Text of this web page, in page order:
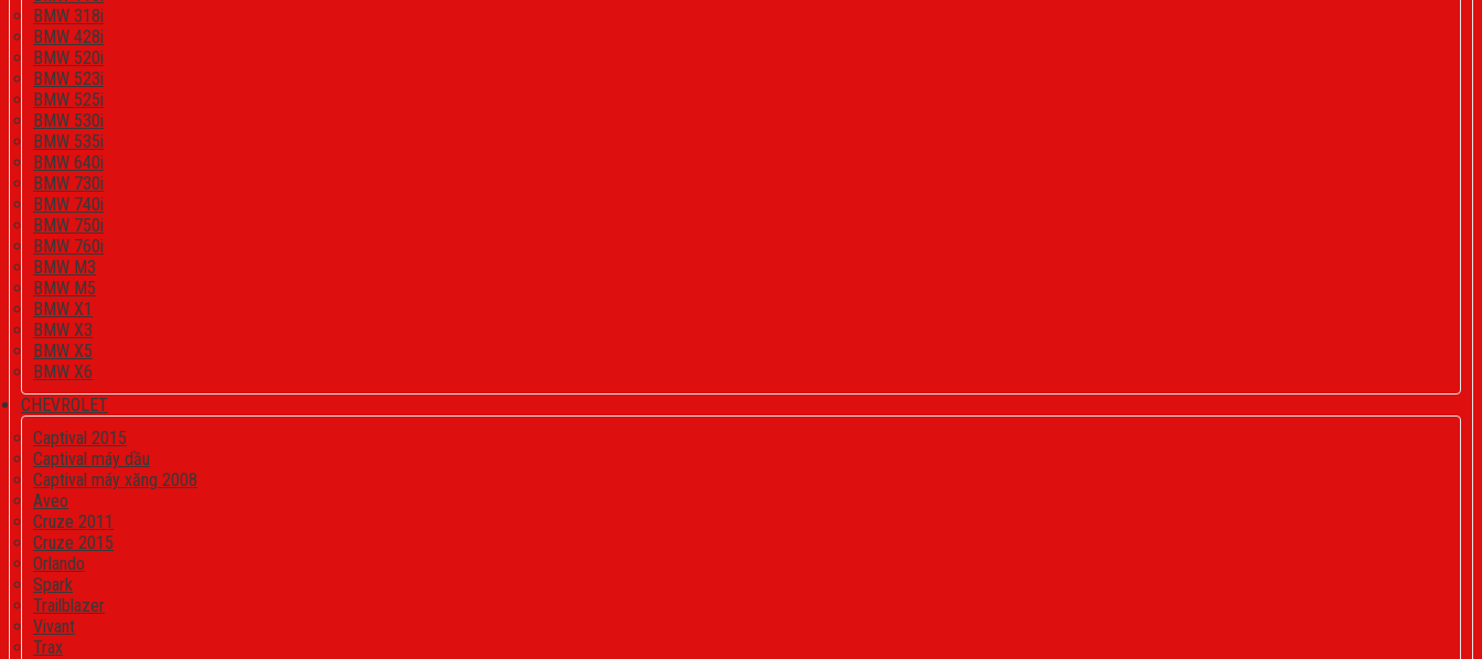
BMW 318i
BMW 428i
BMW 520i
BMW 523i
BMW 525i
BMW 530i
BMW 535i
BMW 640i
BMW 730i
BMW 740i
BMW 750i
BMW 760i
BMW M3
BMW M5
BMW X1
BMW X3
BMW X5
BMW X6
CHEVROLET
Captival 2015
Captival máy dầu
Captival máy xăng 2008
Aveo
Cruze 2011
Cruze 2015
Orlando
Spark
Trailblazer
Vivant
Trax